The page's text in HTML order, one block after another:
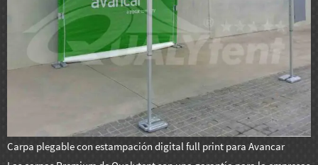
Carpa plegable con estampación digital full print para Avancar